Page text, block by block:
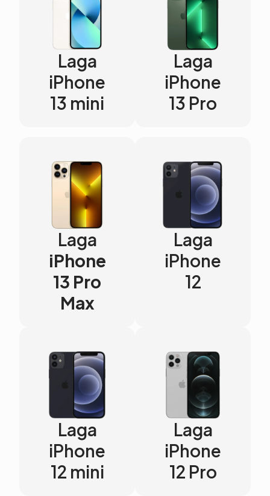
Laga
iPhone
13 mini
Laga
iPhone
13 Pro
Laga
iPhone
13 Pro
Max
Laga
iPhone
12
Laga
iPhone
12 mini
Laga
iPhone
12 Pro